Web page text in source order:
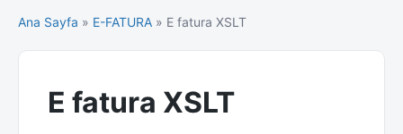
Ana Sayfa » E-FATURA » E fatura XSLT
E fatura XSLT